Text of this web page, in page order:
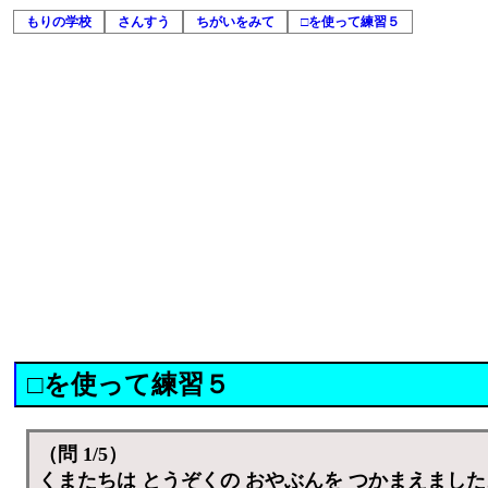
もりの学校 さんすう ちがいをみて □を使って練習５
□を使って練習５
（問 1/5）
くまたちは とうぞくの おやぶんを つかまえまし